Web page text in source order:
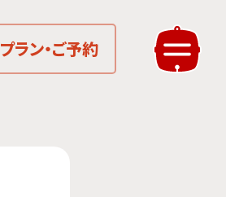
プラン・ご予約